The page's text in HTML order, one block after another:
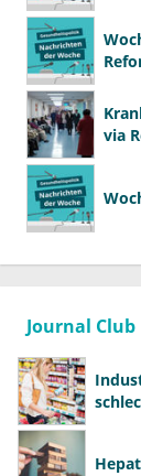
via
Journal Club